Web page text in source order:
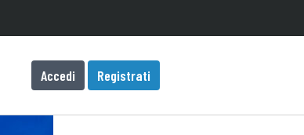
Accedi Registrati